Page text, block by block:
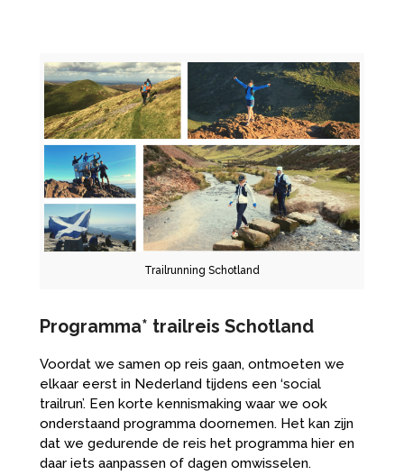
Trailrunning Schotland
Programma* trailreis Schotland
Voordat we samen op reis gaan, ontmoeten we
elkaar eerst in Nederland tijdens een ‘social
trailrun’. Een korte kennismaking waar we ook
onderstaand programma doornemen. Het kan zijn
dat we gedurende de reis het programma hier en
daar iets aanpassen of dagen omwisselen.